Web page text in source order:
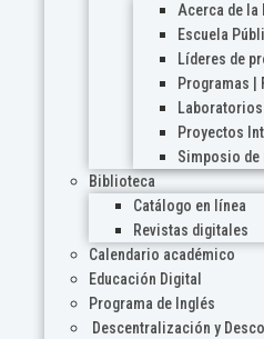
Acerca de la
Escuela
Líderes de
Programas |
Laboratorios
Proyectos
Simposio de
Biblioteca
Catálogo en línea
Revistas digitales
Calendario académico
Educación Digital
Programa de Inglés
Descentralización y